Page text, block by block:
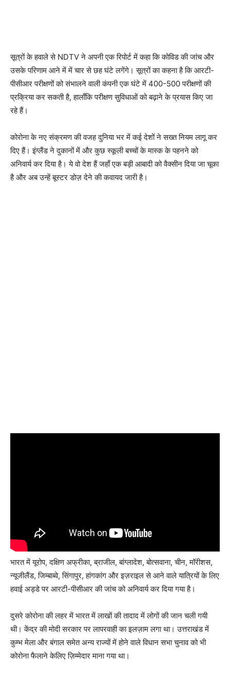
सूत्रों के हवाले से NDTV ने अपनी एक रिपोर्ट में कहा कि कोविड की जांच और
उसके परिणाम आने में में चार से छह घंटे लगेंगे। सूत्रों का कहना है कि आरटी-
पीसीआर परीक्षणों को संभालने वाली कंपनी एक घंटे में 400-500 परीक्षणों की
प्रक्रिया कर सकती है, हालाँकि परीक्षण सुविधाओं को बढ़ाने के प्रयास किए जा
रहे हैं।
कोरोना के नए संक्रमण की वजह दुनिया भर में कई देशों ने सख्त नियम लागू कर
दिए हैं। इंग्लैंड ने दुकानों में और कुछ स्कूली बच्चों के मास्क के पहनने को
अनिवार्य कर दिया है। ये वो देश हैं जहाँ एक बड़ी आबादी को वैक्सीन दिया जा चूका
है और अब उन्हें बूस्टर डोज़ देने की कवायद जारी है।
भारत में यूरोप, दक्षिण अफ्रीका, ब्राजील, बांग्लादेश, बोत्सवाना, चीन, मॉरीशस,
न्यूजीलैंड, जिम्बाब्वे, सिंगापुर, हांगकांग और इज़राइल से आने वाले यात्रियों के लिए
हवाई अड्डे पर आरटी-पीसीआर की जांच को अनिवार्य कर दिया गया है।
दुसरे कोरोना की लहर में भारत में लाखों की तादाद में लोगों की जान चली गयी
थी। केंद्र की मोदी सरकार पर लापरवाही का इलज़ाम लगा था। उत्तराखंड में
कुम्भ मेला और बंगाल समेत अन्य राज्यों में होने वाले विधान सभा चुनाव को भी
कोरोना फैलाने केलिए ज़िम्मेदार माना गया था।